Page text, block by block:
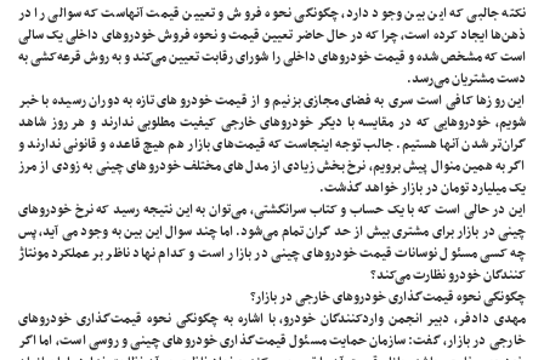
نکته جالبی که این بین وجود دارد، چگونگی نحوه فروش و تعیین قیمت آنهاست که سوالی را در
ذهن‌ها ایجاد کرده است، چرا که در حال حاضر تعیین قیمت و نحوه فروش خودروهای داخلی یک سالی
است که مشخص شده و قیمت خودروهای داخلی را شورای رقابت تعیین می‌کند و به روش قرعه‌کشی به
دست مشتریان می‌رسد.
این روزها کافی است سری به فضای مجازی بزنیم و از قیمت خودروهای تازه به دوران رسیده با خبر
شویم، خودروهایی که در مقایسه با دیگر خودرو‌های خارجی کیفیت مطلوبی ندارند و هر روز شاهد
گران‌تر شدن آنها هستیم. جالب توجه اینجاست که قیمت‌های بازار هم هیچ قاعده و قانونی ندارند و
اگر به همین منوال پیش برویم، نرخ بخش زیادی از مدل‌های مختلف خودرو‌های چینی به زودی از مرز
یک میلیارد تومان در بازار خواهد گذشت.
این در حالی است که با یک حساب و کتاب سرانگشتی، می‌توان به این نتیجه رسید که نرخ خودرو‌های
چینی در بازار برای مشتری بیش از حد گران تمام می‌شود. اما چند سوال این بین به وجود می آید، پس
چه کسی مسئول نوسانات قیمت خودرو‌های چینی در بازار است و کدام نهاد ناظر بر عملکرد مونتاژ
کنندگان خودرو نظارت می‌کند؟
چگونگی نحوه قیمت‌گذاری خودروهای خارجی در بازار؟
مهدی دادفر، دبیر انجمن واردکنندگان خودرو، با اشاره به چگونگی نحوه قیمت‌گذاری خودروهای
خارجی در بازار، گفت: سازمان حمایت مسئول قیمت‌گذاری خودروهای چینی و روسی است، اما اگر